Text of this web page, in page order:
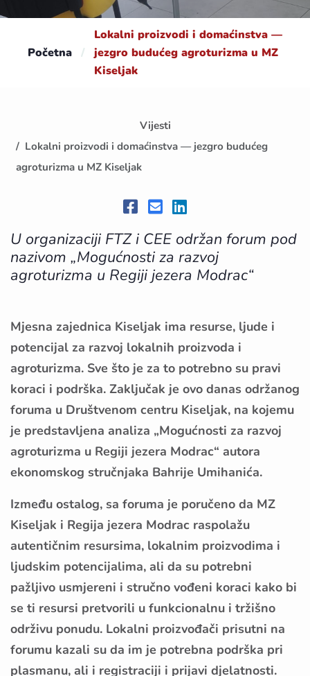
Početna /
Lokalni proizvodi i domaćinstva —
jezgro budućeg agroturizma u MZ
Kiseljak
Vijesti
Lokalni proizvodi i domaćinstva — jezgro budućeg
agroturizma u MZ Kiseljak
U organizaciji FTZ i CEE održan forum pod
nazivom „Mogućnosti za razvoj
agroturizma u Regiji jezera Modrac“
Mjesna zajednica Kiseljak ima resurse, ljude i
potencijal za razvoj lokalnih proizvoda i
agroturizma. Sve što je za to potrebno su pravi
koraci i podrška. Zaključak je ovo danas održanog
foruma u Društvenom centru Kiseljak, na kojemu
je predstavljena analiza „Mogućnosti za razvoj
agroturizma u Regiji jezera Modrac“ autora
ekonomskog stručnjaka Bahrije Umihanića.
Između ostalog, sa foruma je poručeno da MZ
Kiseljak i Regija jezera Modrac raspolažu
autentičnim resursima, lokalnim proizvodima i
ljudskim potencijalima, ali da su potrebni
pažljivo usmjereni i stručno vođeni koraci kako bi
se ti resursi pretvorili u funkcionalnu i tržišno
održivu ponudu. Lokalni proizvođači prisutni na
forumu kazali su da im je potrebna podrška pri
plasmanu, ali i registraciji i prijavi djelatnosti.